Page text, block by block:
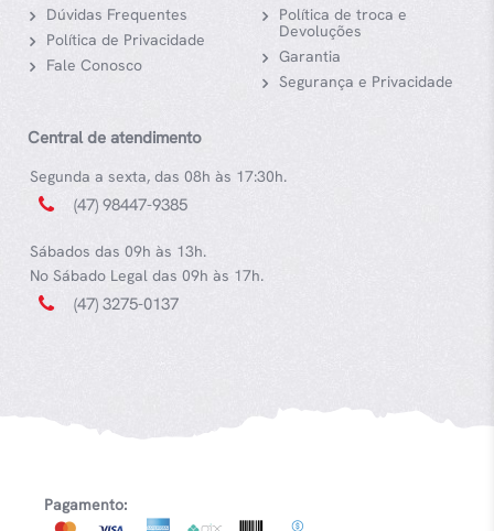
Dúvidas Frequentes
Política de Privacidade
Fale Conosco
Política de troca e
Devoluções
Garantia
Segurança e Privacidade
Central de atendimento
Segunda a sexta, das 08h às 17:30h.
(47) 98447-9385
Sábados das 09h às 13h.
No Sábado Legal das 09h às 17h.
(47) 3275-0137
Pagamento: